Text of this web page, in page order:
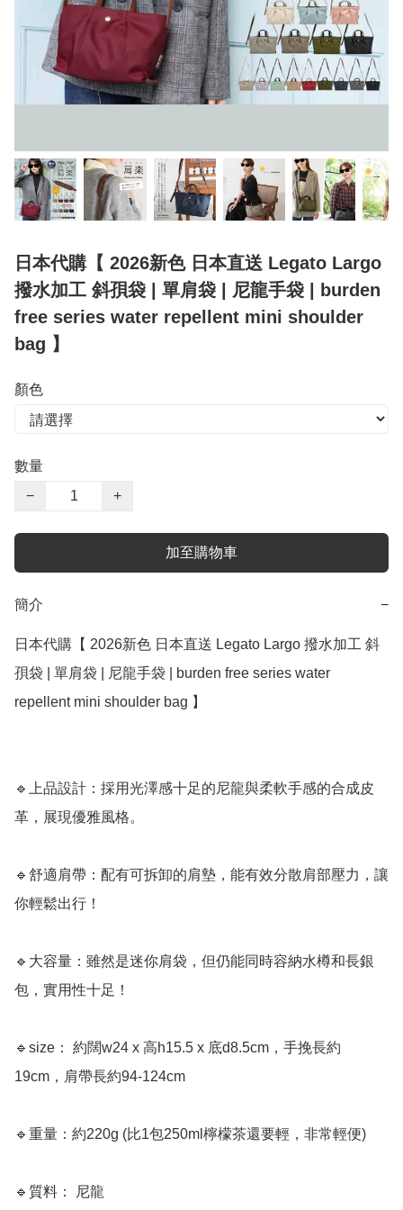
日本代購【 2026新色 日本直送 Legato Largo
撥水加工 斜孭袋 | 單肩袋 | 尼龍手袋 | burden
free series water repellent mini shoulder
bag 】
顏色
數量
−
+
加至購物車
簡介 −
日本代購【 2026新色 日本直送 Legato Largo 撥水加工 斜
孭袋 | 單肩袋 | 尼龍手袋 | burden free series water
repellent mini shoulder bag 】
🔹上品設計：採用光澤感十足的尼龍與柔軟手感的合成皮
革，展現優雅風格。
🔹舒適肩帶：配有可拆卸的肩墊，能有效分散肩部壓力，讓
你輕鬆出行！
🔹大容量：雖然是迷你肩袋，但仍能同時容納水樽和長銀
包，實用性十足！
🔹size： 約闊w24 x 高h15.5 x 底d8.5cm，手挽長約
19cm，肩帶長約94-124cm
🔹重量：約220g (比1包250ml檸檬茶還要輕，非常輕便)
🔹質料： 尼龍